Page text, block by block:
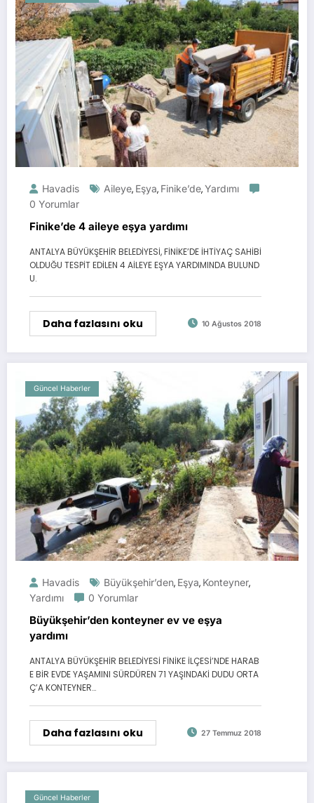
Havadis Aileye, Eşya, Finike’de,Yardımı
0 Yorumlar
Finike’de 4 aileye eşya yardımı
ANTALYA BÜYÜKŞEHİR BELEDİYESİ, FİNİKE’DE İHTİYAÇ SAHİBİ
OLDUĞU TESPİT EDİLEN 4 AİLEYE EŞYA YARDIMINDA BULUND
U.
Daha fazlasını oku 10 Ağustos 2018
Güncel Haberler
Havadis Büyükşehir’den, Eşya, Konteyner,
Yardımı
0 Yorumlar
Büyükşehir’den konteyner ev ve eşya
yardımı
ANTALYA BÜYÜKŞEHİR BELEDİYESİ FİNİKE İLÇESİ’NDE HARAB
E BİR EVDE YAŞAMINI SÜRDÜREN 71 YAŞINDAKİ DUDU ORTA
Ç’A KONTEYNER…
Daha fazlasını oku 27 Temmuz 2018
Güncel Haberler